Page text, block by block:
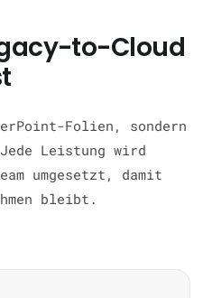
to-Cloud
Folien, sondern
Leistung wird
umgesetzt, damit
bleibt.